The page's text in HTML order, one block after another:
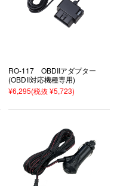
RO-117 OBDIIアダプター
(OBDII対応機種専用)
¥6,295(税抜 ¥5,723)